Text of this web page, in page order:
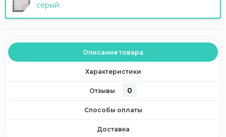
серый
Описание товара
Характеристики
Отзывы 0
Способы оплаты
Доставка